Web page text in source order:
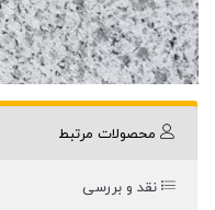
محصولات مرتبط
نقد و بررسی